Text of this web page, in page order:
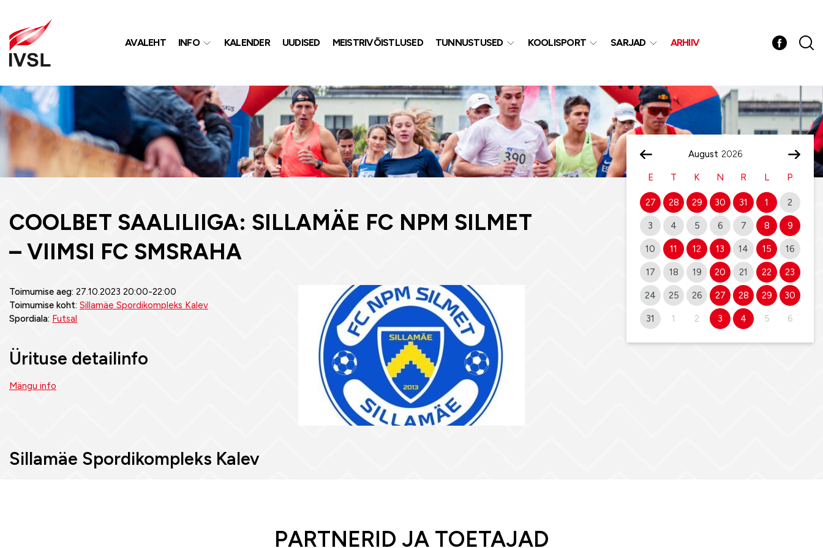
AVALEHT INFO KALENDER UUDISED MEISTRIVÕISTLUSED TUNNUSTUSED KOOLISPORT SARJAD ARHIIV
August
E T K N R L P
27 28 29 30 31 1 2
3 4 5 6 7 8 9
10 11 12 13 14 15 16
17 18 19 20 21 22 23
24 25 26 27 28 29 30
31 1 2 3 4 5 6
COOLBET SAALILIIGA: SILLAMÄE FC NPM SILMET
– VIIMSI FC SMSRAHA
Toimumise aeg: 27.10.2023 20:00-22:00
Toimumise koht: Sillamäe Spordikompleks Kalev
Spordiala: Futsal
Ürituse detailinfo
Mängu info
Sillamäe Spordikompleks Kalev
PARTNERID JA TOETAJAD